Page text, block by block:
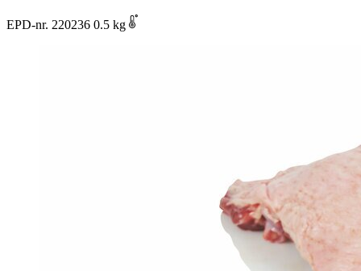
EPD-nr. 220236 0.5 kg